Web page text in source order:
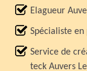
Elagueur
Spécialiste
Service de
teck Auvers